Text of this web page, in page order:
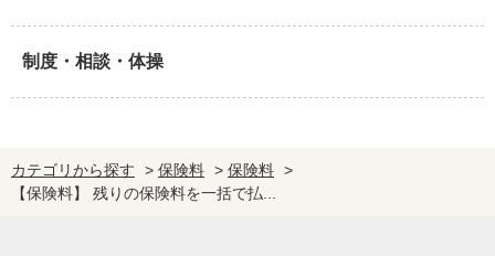
制度・相談・体操
カテゴリから探す > 保険料 > 保険料 >
【保険料】 残りの保険料を一括で払...